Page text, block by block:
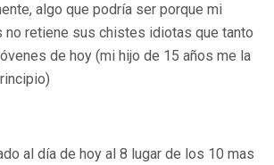
algo que podría ser porque mi
no retiene sus chistes idiotas que tanto
de hoy (mi hijo de 15 años me la
al día de hoy al 8 lugar de los 10 mas